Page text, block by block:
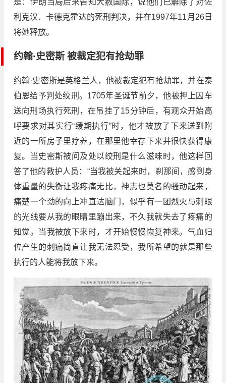
是：伊朗当局后来告知大赦国际，说他们已解除了对佐
利克汉．卡德克霍达的死刑判决，并在1997年11月26日
将她释放。
约翰·史密斯 被裁定犯有抢劫罪
约翰·史密斯是英格兰人，他被裁定犯有抢劫罪，并在泰
伯恩给予判处绞刑。1705年圣诞节前夕，他被押上囚车
送向刑场执行死刑，在吊挂了15分钟后，有观众开始高
呼要求对其实行“缓期执行”时，他才被放了下来送到附
近的一所房子里疗养，在那里他幸存下来并很快获得康
复。当史密斯被问及处以绞刑是什么滋味时，他这样回
答了他的救护人员：“当我被关起来时，刹那间，感到身
体重量的失衡让我疼痛无比，神志也莫名的骚动起来，
痛楚一个劲的向上冲直达脑门，似乎有一团烈火与刺眼
的光线要从我的眼睛里蹦出来，不久我就失去了疼痛的
知觉。当我被放下来时，才开始慢慢恢复神来。气血归
位产生的刺痛简直让我无法忍受，我所希望的就是那些
执行的人能将我放下来。